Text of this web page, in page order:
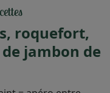
roquefort,
jambon de